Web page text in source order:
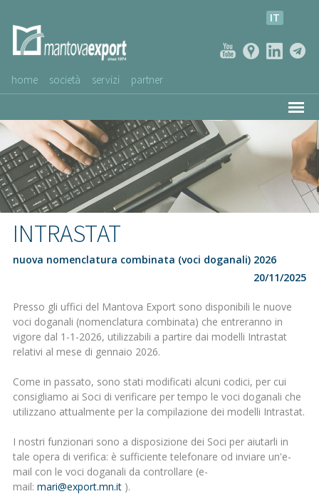
IT
home società servizi partner
AZIENDE CLIENTI
NEWS
VIDEO
SERVIZIO CLIENTI
INTRASTAT
nuova nomenclatura combinata (voci doganali) 2026
20/11/2025
Presso gli uffici del Mantova Export sono disponibili le nuove
voci doganali (nomenclatura combinata) che entreranno in
vigore dal 1-1-2026, utilizzabili a partire dai modelli Intrastat
relativi al mese di gennaio 2026.
Come in passato, sono stati modificati alcuni codici, per cui
consigliamo ai Soci di verificare per tempo le voci doganali che
utilizzano attualmente per la compilazione dei modelli Intrastat.
I nostri funzionari sono a disposizione dei Soci per aiutarli in
tale opera di verifica: è sufficiente telefonare od inviare un'e-
mail con le voci doganali da controllare (e-
mail: mari@export.mn.it).